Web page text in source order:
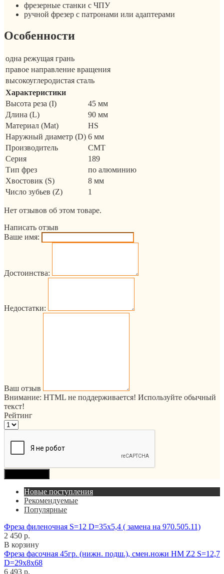
фрезерные станки с ЧПУ
ручной фрезер с патронами или адаптерами
Особенности
одна режущая грань
правое направление вращения
высокоуглеродистая сталь
Характеристики
Высота реза (I)
45 мм
Длина (L)
90 мм
Материал (Mat)
HS
Наружный диаметр (D) 6 мм
Производитель
CMT
Серия
189
Тип фрез
по алюминию
Хвостовик (S)
8 мм
Число зубьев (Z)
1
Нет отзывов об этом товаре.
Написать отзыв
Ваше имя:
Достоинства:
Недостатки:
Ваш отзыв
Внимание: HTML не поддерживается! Используйте обычный
текст!
Рейтинг
Новые поступления
Рекомендуемые
Популярные
Фреза филеночная S=12 D=35x5,4 ( замена на 970.505.11)
2 450 р.
В корзину
Фреза фасочная 45гр. (нижн. подш.), смен.ножи HM Z2 S=12,7
D=29x8x68
6 493 р.